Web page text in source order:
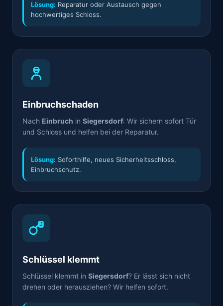
Lösung: Reparatur oder Austausch gegen
hochwertiges Schloss.
Einbruchschaden
Nach Einbruch in Siegersdorf: Wir sichern sofort Tür
und Schloss und helfen bei der Reparatur.
Lösung: Soforthilfe, neues Sicherheitsschloss,
Einbruchschutz.
Schlüssel klemmt
Schlüssel klemmt in Siegersdorf? Er lässt sich nicht
drehen oder herausziehen? Wir helfen sofort.